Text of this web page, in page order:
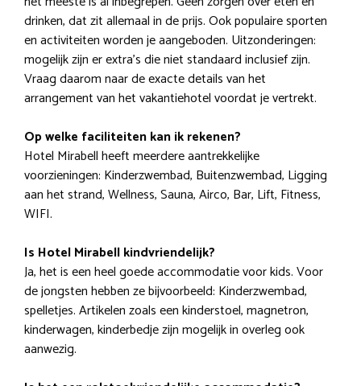
drinken, dat zit allemaal in de prijs. Ook populaire sporten
en activiteiten worden je aangeboden. Uitzonderingen:
mogelijk zijn er extra’s die niet standaard inclusief zijn.
Vraag daarom naar de exacte details van het
arrangement van het vakantiehotel voordat je vertrekt.
Op welke faciliteiten kan ik rekenen?
Hotel Mirabell heeft meerdere aantrekkelijke
voorzieningen: Kinderzwembad, Buitenzwembad, Ligging
aan het strand, Wellness, Sauna, Airco, Bar, Lift, Fitness,
WIFI.
Is Hotel Mirabell kindvriendelijk?
Ja, het is een heel goede accommodatie voor kids. Voor
de jongsten hebben ze bijvoorbeeld: Kinderzwembad,
spelletjes. Artikelen zoals een kinderstoel, magnetron,
kinderwagen, kinderbedje zijn mogelijk in overleg ook
aanwezig.